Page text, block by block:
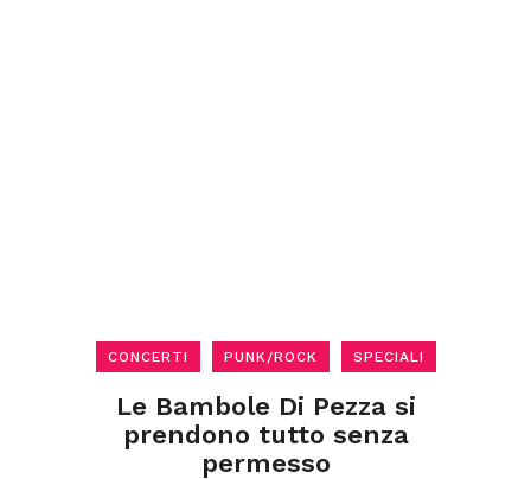
CONCERTI PUNK/ROCK SPECIALI
Le Bambole Di Pezza si
prendono tutto senza
permesso